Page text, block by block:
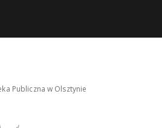
Publiczna w Olsztynie